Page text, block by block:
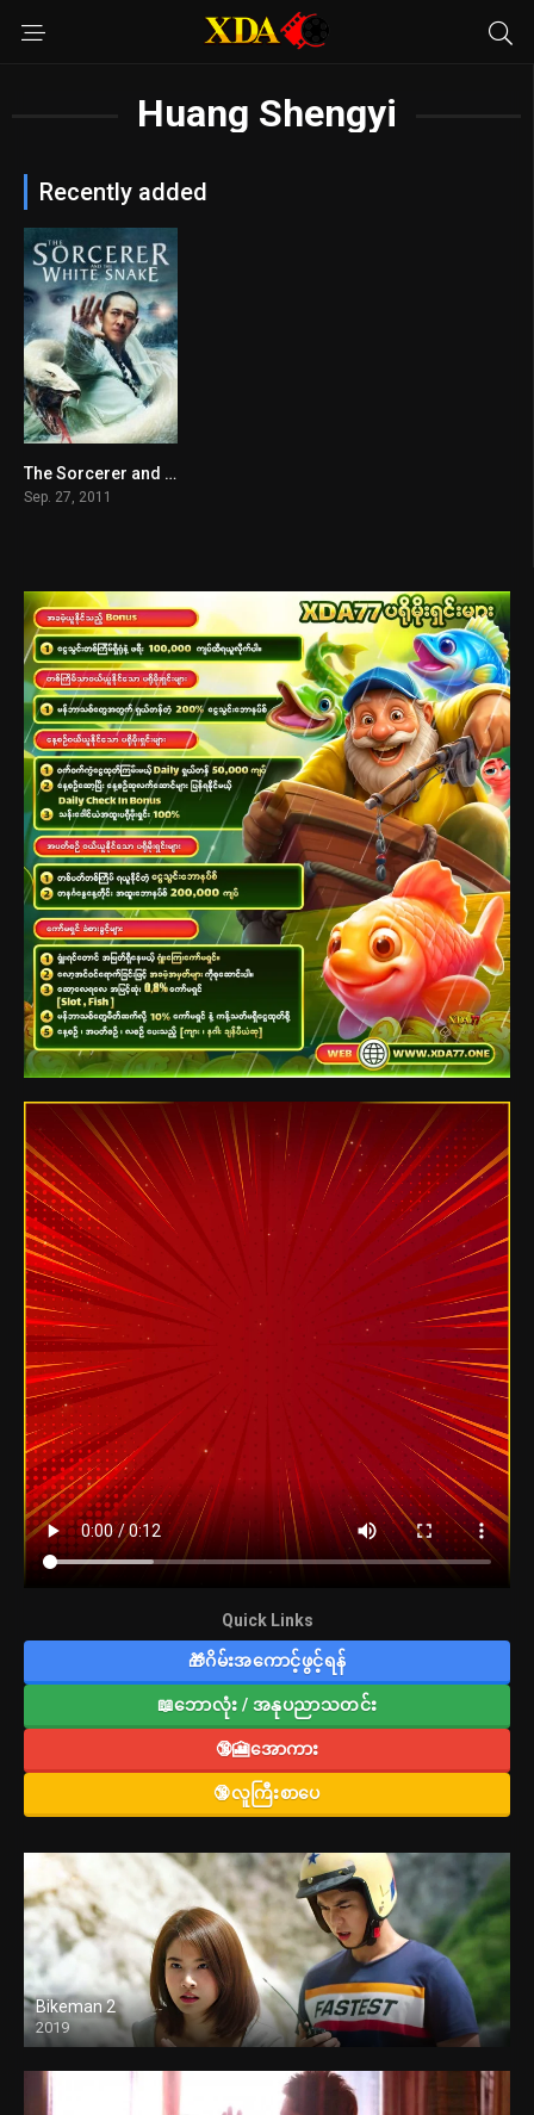
Huang Shengyi
Recently added
5.8The Sorcerer and the White Snake
Sep. 27, 2011
Quick Links
🎁ဂိမ်းအကောင့်ဖွင့်ရန်
📖ဘောလုံး / အနုပညာသတင်း
🔞🎦အောကား
🔞လူကြီးစာပေ
Bikeman 2
2019